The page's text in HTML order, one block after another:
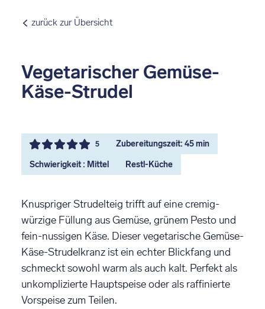
zurück zur Übersicht
Vegetarischer Gemüse-
Käse-Strudel
5 Zubereitungszeit: 45 min
Schwierigkeit : Mittel Restl-Küche
Knuspriger Strudelteig trifft auf eine cremig-
würzige Füllung aus Gemüse, grünem Pesto und
fein-nussigen Käse. Dieser vegetarische Gemüse-
Käse-Strudelkranz ist ein echter Blickfang und
schmeckt sowohl warm als auch kalt. Perfekt als
unkomplizierte Hauptspeise oder als raffinierte
Vorspeise zum Teilen.